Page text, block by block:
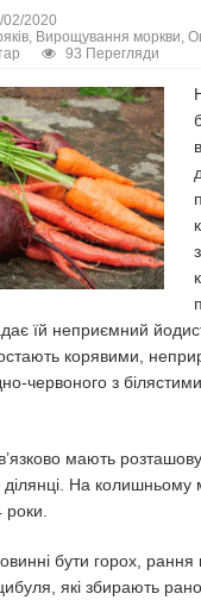
02/2020
, Вирощування моркви,
93 Перегляди
їй неприємний
корявими,
червоного з
мають
ділянці. На колишньому
роки.
бути горох, рання
які збирають